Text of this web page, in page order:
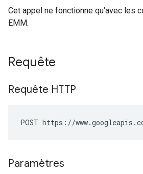
Cet appel ne fonctionne qu'avec les
EMM.
Requête
Requête HTTP
POST https://
Paramètres